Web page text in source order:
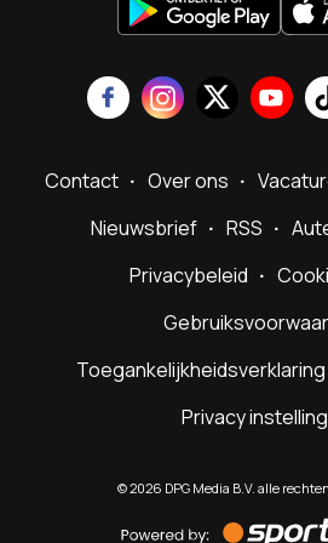
Contact Over ons
Nieuwsbrief
RSS
Privacybeleid
Toegankelijkheidsverklaring
Privacy
©2026 DPG Media B.V. alle
by